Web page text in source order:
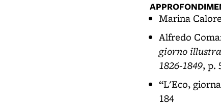
Marina
Alfredo
giorno
1826-1849, p.
“L'Eco,
184